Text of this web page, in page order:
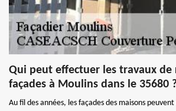
Qui peut effectuer les travaux de
façades à Moulins dans le 35680
Au fil des années, les façades des maisons